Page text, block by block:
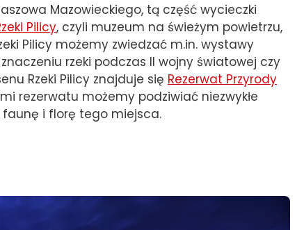
Mazowieckiego, tą część wycieczki
Pilicy, czyli muzeum na świeżym powietrzu,
Pilicy możemy zwiedzać m.in. wystawy
rzeki podczas II wojny światowej czy
Rzeki Pilicy znajduje się Rezerwat Przyrody
rezerwatu możemy podziwiać niezwykłe
faunę i florę tego miejsca.